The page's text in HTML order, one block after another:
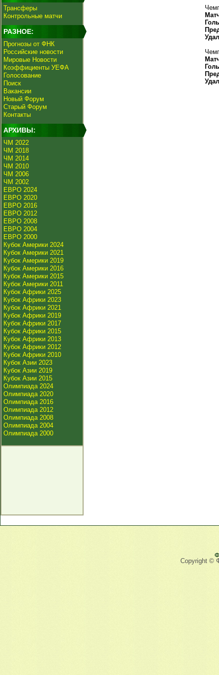
Трансферы
Контрольные матчи
РАЗНОЕ:
Прогнозы от ФНК
Российские новости
Мировые Новости
Коэффициенты УЕФА
Голосование
Поиск
Вакансии
Новый Форум
Старый Форум
Контакты
АРХИВЫ:
ЧМ 2022
ЧМ 2018
ЧМ 2014
ЧМ 2010
ЧМ 2006
ЧМ 2002
ЕВРО 2024
ЕВРО 2020
ЕВРО 2016
ЕВРО 2012
ЕВРО 2008
ЕВРО 2004
ЕВРО 2000
Кубок Америки 2024
Кубок Америки 2021
Кубок Америки 2019
Кубок Америки 2016
Кубок Америки 2015
Кубок Америки 2011
Кубок Африки 2025
Кубок Африки 2023
Кубок Африки 2021
Кубок Африки 2019
Кубок Африки 2017
Кубок Африки 2015
Кубок Африки 2013
Кубок Африки 2012
Кубок Африки 2010
Кубок Азии 2023
Кубок Азии 2019
Кубок Азии 2015
Олимпиада 2024
Олимпиада 2020
Олимпиада 2016
Олимпиада 2012
Олимпиада 2008
Олимпиада 2004
Олимпиада 2000
Copyright ©